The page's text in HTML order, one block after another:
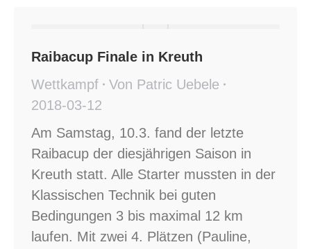
Raibacup Finale in Kreuth
Wettkampf
Von Patric Uebele
2018-03-12
Am Samstag, 10.3. fand der letzte
Raibacup der diesjährigen Saison in
Kreuth statt. Alle Starter mussten in der
Klassischen Technik bei guten
Bedingungen 3 bis maximal 12 km
laufen. Mit zwei 4. Plätzen (Pauline,